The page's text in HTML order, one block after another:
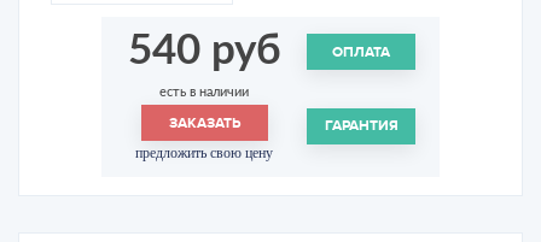
540 руб
есть в наличии
ЗАКАЗАТЬ
предложить свою цену
ОПЛАТА
ГАРАНТИЯ